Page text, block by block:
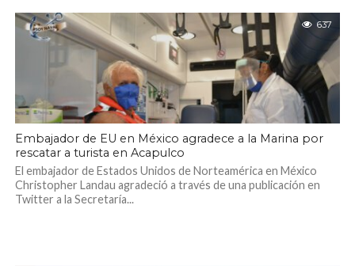
637
Embajador de EU en México agradece a la Marina por
rescatar a turista en Acapulco
El embajador de Estados Unidos de Norteamérica en México
Christopher Landau agradeció a través de una publicación en
Twitter a la Secretaría...